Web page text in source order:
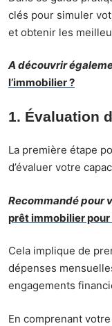
clés pour simuler
et obtenir les
A découvrir
l’immobilier ?
1. Évaluation
La première étape
d’évaluer votre
Recommandé pour
prêt immobilier
Cela implique de
dépenses
engagements
En comprenant